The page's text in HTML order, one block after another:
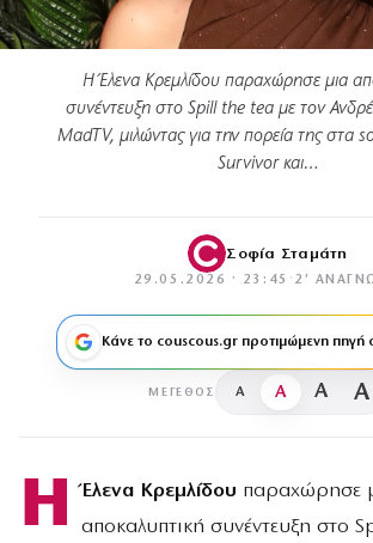
H Έλενα Κρεμλίδου παραχώρησε μια
συνέντευξη στο Spill the tea με τον
MadTV, μιλώντας για την πορεία της στα
Survivor και…
Σοφία Σταμάτη
29.05.2026 · 23:45 · 2′
Κάνε το couscous.gr προτιμώμενη πηγή
ΜΈΓΕΘΟΣ A A A A
H Έλενα Κρεμλίδου παραχώρησε
αποκαλυπτική συνέντευξη στο